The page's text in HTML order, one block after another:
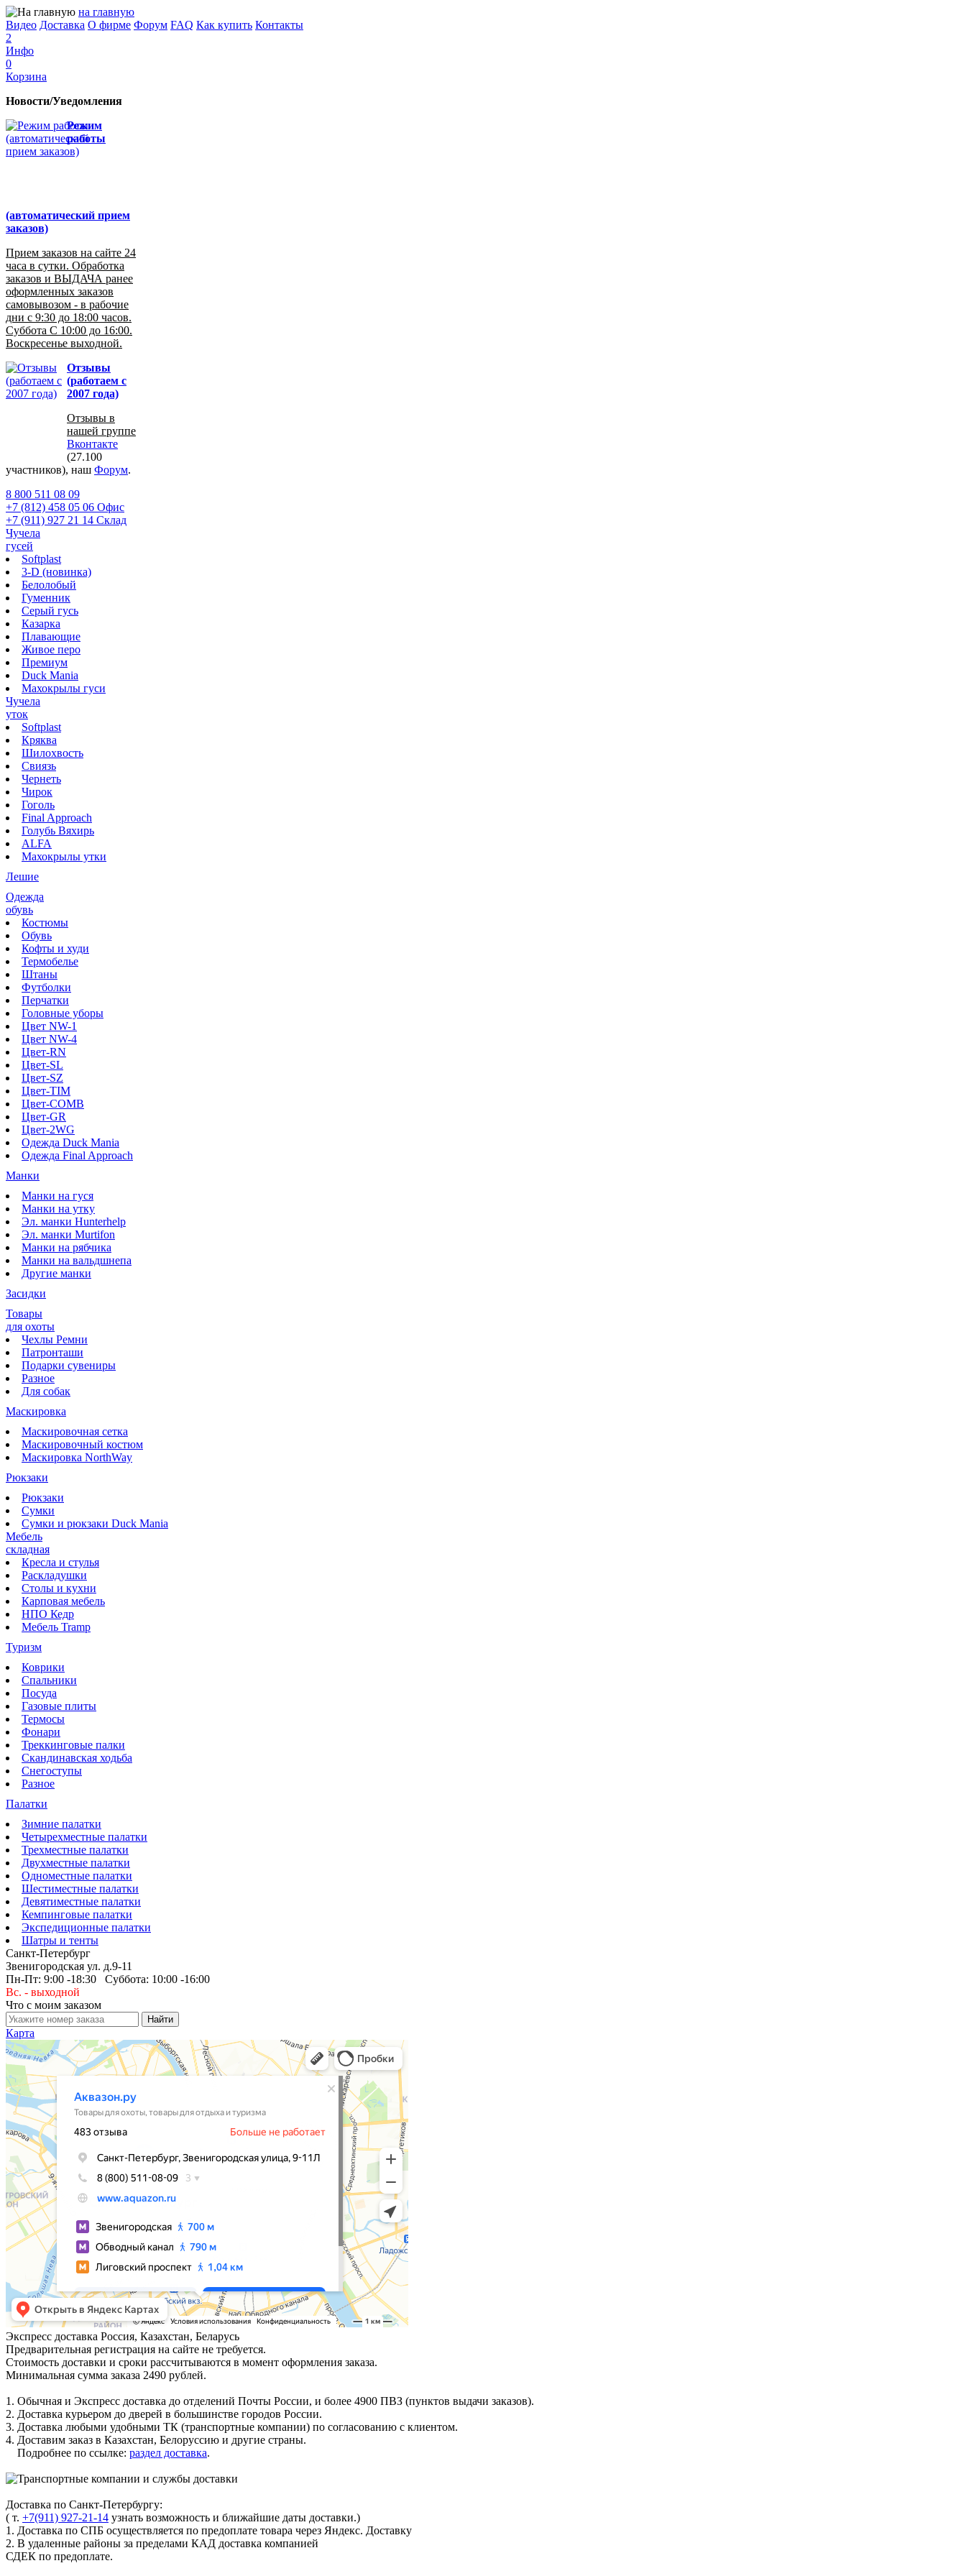
на главную
Видео Доставка О фирме Форум FAQ Как купить Контакты
2
Инфо
0
Корзина
Новости/Уведомления
Режим
работы
(автоматический прием
заказов)
Прием заказов на сайте 24
часа в сутки. Обработка
заказов и ВЫДАЧА ранее
оформленных заказов
самовывозом - в рабочие
дни с 9:30 до 18:00 часов.
Суббота С 10:00 до 16:00.
Воскресенье выходной.
Отзывы
(работаем с
2007 года)
Отзывы в
нашей группе
Вконтакте
(27.100
участников), наш Форум.
8 800 511 08 09
+7 (812) 458 05 06 Офис
+7 (911) 927 21 14 Склад
Чучела
гусей
Softplast
3-D (новинка)
Белолобый
Гуменник
Серый гусь
Казарка
Плавающие
Живое перо
Премиум
Duck Mania
Махокрылы гуси
Чучела
уток
Softplast
Кряква
Шилохвость
Свиязь
Чернеть
Чирок
Гоголь
Final Approach
Голубь Вяхирь
ALFA
Махокрылы утки
Лешие
Одежда
обувь
Костюмы
Обувь
Кофты и худи
Термобелье
Штаны
Футболки
Перчатки
Головные уборы
Цвет NW-1
Цвет NW-4
Цвет-RN
Цвет-SL
Цвет-SZ
Цвет-TIM
Цвет-COMB
Цвет-GR
Цвет-2WG
Одежда Duck Mania
Одежда Final Approach
Манки
Манки на гуся
Манки на утку
Эл. манки Hunterhelp
Эл. манки Murtifon
Манки на рябчика
Манки на вальдшнепа
Другие манки
Засидки
Товары
для охоты
Чехлы Ремни
Патронташи
Подарки сувениры
Разное
Для собак
Маскировка
Маскировочная сетка
Маскировочный костюм
Маскировка NorthWay
Рюкзаки
Рюкзаки
Сумки
Сумки и рюкзаки Duck Mania
Мебель
складная
Кресла и стулья
Раскладушки
Столы и кухни
Карповая мебель
НПО Кедр
Мебель Tramp
Туризм
Коврики
Спальники
Посуда
Газовые плиты
Термосы
Фонари
Треккинговые палки
Скандинавская ходьба
Снегоступы
Разное
Палатки
Зимние палатки
Четырехместные палатки
Трехместные палатки
Двухместные палатки
Одноместные палатки
Шестиместные палатки
Девятиместные палатки
Кемпинговые палатки
Экспедиционные палатки
Шатры и тенты
Санкт-Петербург
Звенигородская ул. д.9-11
Пн-Пт: 9:00 -18:30 Суббота: 10:00 -16:00
Вс. - выходной
Что с моим заказом
Карта
Экспресс доставка Россия, Казахстан, Беларусь
Предварительная регистрация на сайте не требуется.
Стоимость доставки и сроки рассчитываются в момент оформления заказа.
Минимальная сумма заказа 2490 рублей.
1. Обычная и Экспресс доставка до отделений Почты России, и более 4900 ПВЗ (пунктов выдачи заказов).
2. Доставка курьером до дверей в большинстве городов России.
3. Доставка любыми удобными ТК (транспортные компании) по согласованию с клиентом.
4. Доставим заказ в Казахстан, Белоруссию и другие страны.
Подробнее по ссылке: раздел доставка.
Доставка по Санкт-Петербургу:
( т. +7(911) 927-21-14 узнать возможность и ближайшие даты доставки.)
1. Доставка по СПБ осуществляется по предоплате товара через Яндекс. Доставку
2. В удаленные районы за пределами КАД доставка компанией
СДЕК по предоплате.